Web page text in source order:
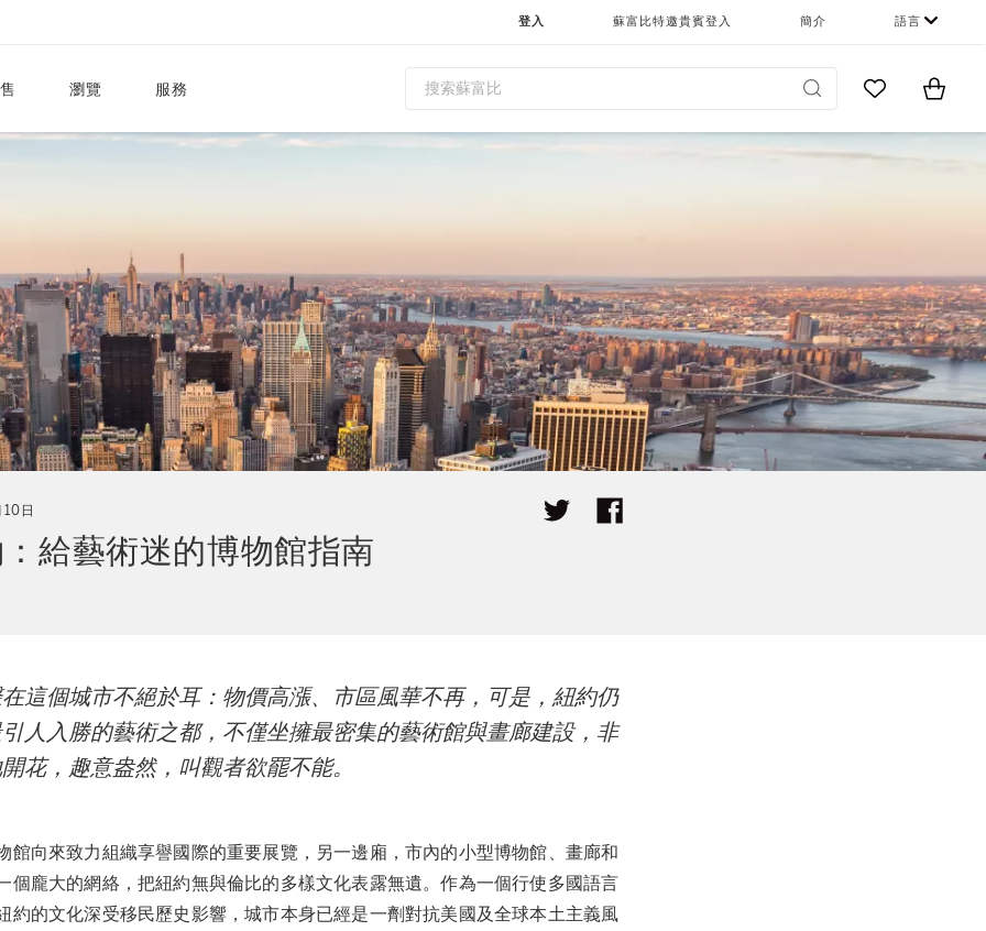
瀏覽 服務
登入 蘇富比特邀貴賓登入 簡介 語言
Go to MyItems
日
給藝術迷的博物館指南
這個城市不絕於耳：物價高漲、市區風華不再，可是，紐約仍
人入勝的藝術之都，不僅坐擁最密集的藝術館與畫廊建設，非
花，趣意盎然，叫觀者欲罷不能。
館向來致力組織享譽國際的重要展覽，另一邊廂，市內的小型博物館、畫廊和
個龐大的網絡，把紐約無與倫比的多樣文化表露無遺。作為一個行使多國語言
約的文化深受移民歷史影響，城市本身已經是一劑對抗美國及全球本土主義風